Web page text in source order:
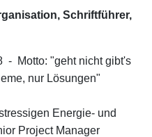
Schriftführer,
- Motto: "geht nicht gibt's
nur Lösungen"
Energie- und
Project Manager